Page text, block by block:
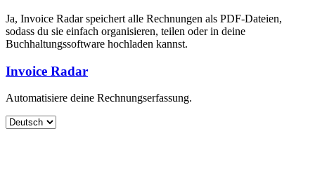
Ja, Invoice Radar speichert alle Rechnungen als PDF-Dateien,
sodass du sie einfach organisieren, teilen oder in deine
Buchhaltungssoftware hochladen kannst.
Invoice Radar
Automatisiere deine Rechnungserfassung.